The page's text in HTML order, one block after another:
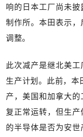
响的日本工厂尚未
制作所。本田表示
调整。
此次减产是继北美
生产计划。此前，
产，美国和加拿大
复正常运转，但生
的半导体是否为安